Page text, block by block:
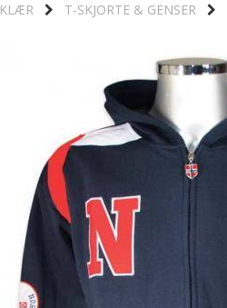
KLÆR T-SKJORTE & GENSER